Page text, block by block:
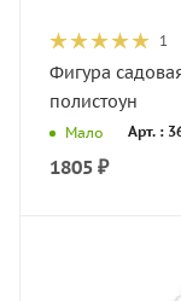
1
Фигура
полистоун
Мало Арт. :
1805 ₽